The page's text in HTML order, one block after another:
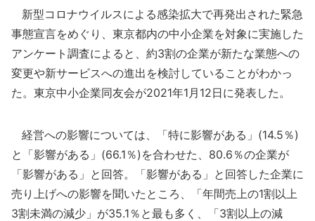
新型コロナウイルスによる感染拡大で再発出された緊急
事態宣言をめぐり、東京都内の中小企業を対象に実施した
アンケート調査によると、約3割の企業が新たな業態への
変更や新サービスへの進出を検討していることがわかっ
た。東京中小企業同友会が2021年1月12日に発表した。
経営への影響については、「特に影響がある」(14.5％)
と「影響がある」(66.1％)を合わせた、80.6％の企業が
「影響がある」と回答。「影響がある」と回答した企業に
売り上げへの影響を聞いたところ、「年間売上の1割以上
3割未満の減少」が35.1％と最も多く、「3割以上の減